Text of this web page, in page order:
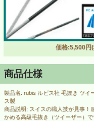
価格:5,500円
商品仕様
製品名: rubis ルビス社 毛抜き ツイ
ス製
商品説明: スイスの職人技が見事！
かめる高級毛抜き（ツイーザー）で